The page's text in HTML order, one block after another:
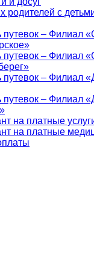
родителей с
путевок – Филиал
путевок – Филиал
путевок – Филиал
путевок – Филиал
на платные
на платные